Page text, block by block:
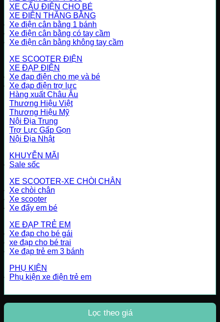
XE CẨU ĐIỆN CHO BÉ
XE ĐIỆN THĂNG BẰNG
Xe điện cân bằng 1 bánh
Xe điện cân bằng có tay cầm
Xe điện cân bằng không tay cầm
XE SCOOTER ĐIỆN
XE ĐẠP ĐIỆN
Xe đạp điện cho mẹ và bé
Xe đạp điện trợ lực
Hàng xuất Châu Âu
Thương Hiệu Việt
Thương Hiệu Mỹ
Nội Địa Trung
Trợ Lực Gấp Gọn
Nội Địa Nhật
KHUYỄN MÃI
Sale sốc
XE SCOOTER-XE CHÒI CHÂN
Xe chòi chân
Xe scooter
Xe đẩy em bé
XE ĐẠP TRẺ EM
Xe đạp cho bé gái
xe đạp cho bé trai
Xe đạp trẻ em 3 bánh
PHỤ KIỆN
Phụ kiện xe điện trẻ em
Lọc theo giá